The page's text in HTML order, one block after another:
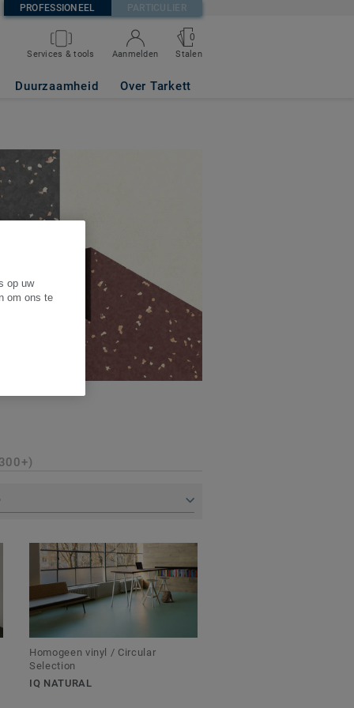
PROFESSIONEEL PARTICULIER
Services & tools Aanmelden
0
Stalen
Duurzaamheid Over Tarkett
Homogeen vinyl / Circular
Selection
IQ NATURAL
op uw
om ons te